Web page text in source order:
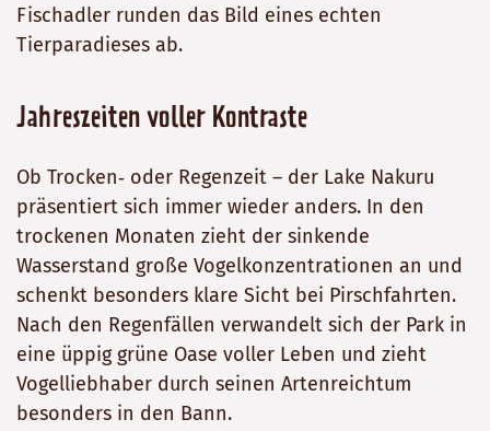
Fischadler runden das Bild eines echten
Tierparadieses ab.
Jahreszeiten voller Kontraste
Ob Trocken‑ oder Regenzeit – der Lake Nakuru
präsentiert sich immer wieder anders. In den
trockenen Monaten zieht der sinkende
Wasserstand große Vogelkonzentrationen an und
schenkt besonders klare Sicht bei Pirschfahrten.
Nach den Regenfällen verwandelt sich der Park in
eine üppig grüne Oase voller Leben und zieht
Vogelliebhaber durch seinen Artenreichtum
besonders in den Bann.